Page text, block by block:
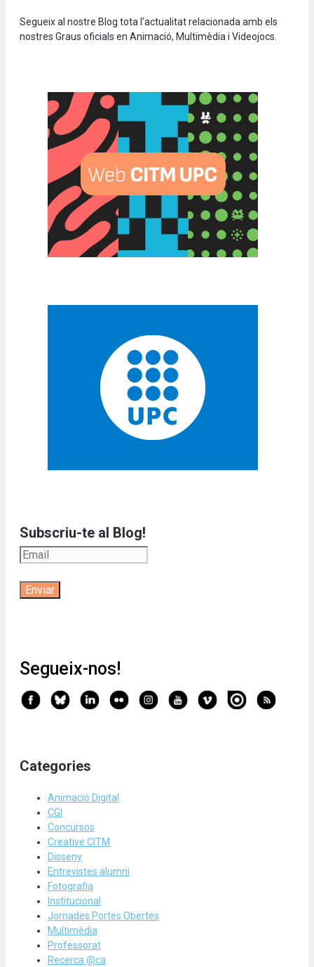
Segueix al nostre Blog tota l’actualitat relacionada amb els
nostres Graus oficials en Animació, Multimèdia i Videojocs.
Subscriu-te al Blog!
Segueix-nos!
Categories
Animació Digital
CGI
Concursos
Creative CITM
Disseny
Entrevistes alumni
Fotografia
Institucional
Jornades Portes Obertes
Multimèdia
Professorat
Recerca @ca